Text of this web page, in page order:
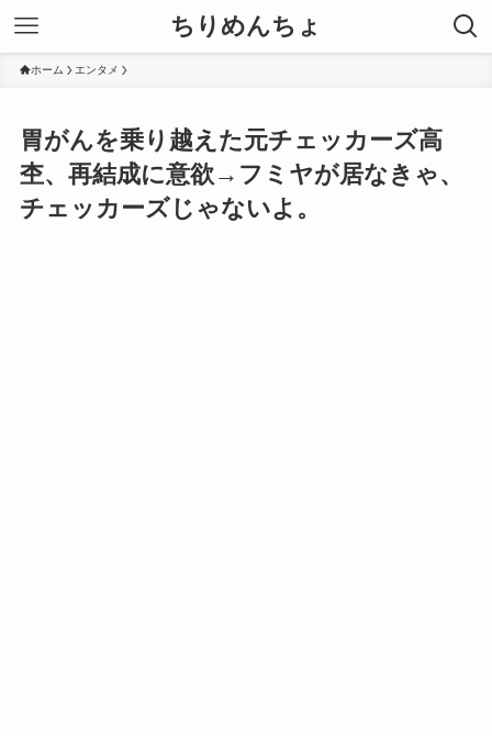
ちりめんちょ
ホーム エンタメ
胃がんを乗り越えた元チェッカーズ高
杢、再結成に意欲→フミヤが居なきゃ、
チェッカーズじゃないよ。